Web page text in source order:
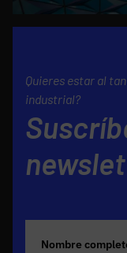
Quieres estar al
industrial?
Nombre